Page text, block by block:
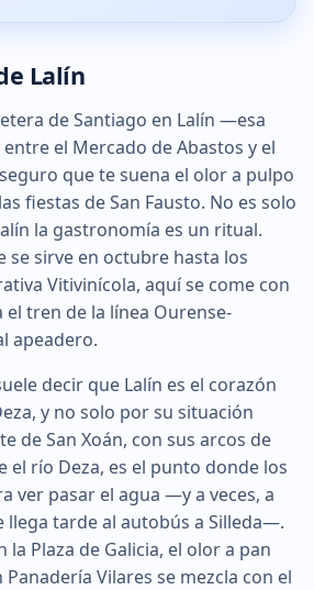
Lalín
de Santiago en Lalín —esa
el Mercado de Abastos y el
que te suena el olor a pulpo
fiestas de San Fausto. No es solo
la gastronomía es un ritual.
se sirve en octubre hasta los
Vitivinícola, aquí se come con
tren de la línea Ourense-
apeadero.
decir que Lalín es el corazón
y no solo por su situación
de San Xoán, con sus arcos de
el río Deza, es el punto donde los
ver pasar el agua —y a veces, a
llega tarde al autobús a Silleda—.
la Plaza de Galicia, el olor a pan
Vilares se mezcla con el